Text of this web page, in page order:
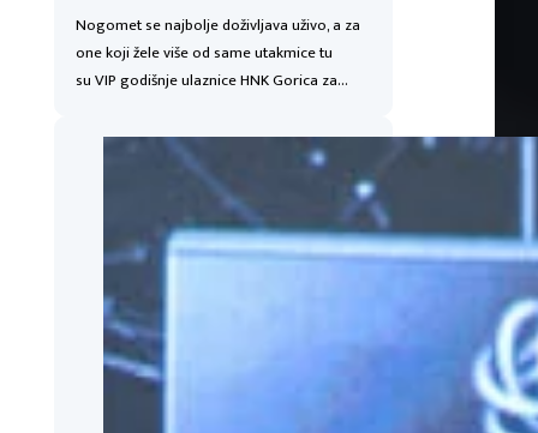
Nogomet se najbolje doživljava uživo, a za
one koji žele više od same utakmice tu
su VIP godišnje ulaznice HNK Gorica za…